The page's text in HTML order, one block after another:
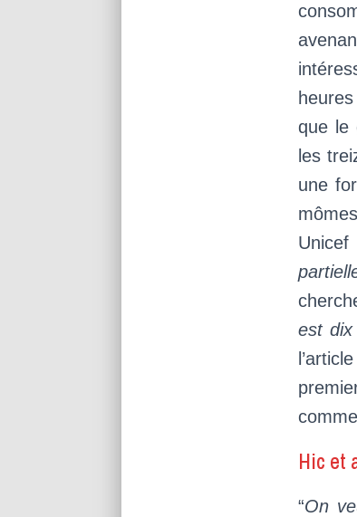
que le
les
une
Unicef
est
Hic et
“On